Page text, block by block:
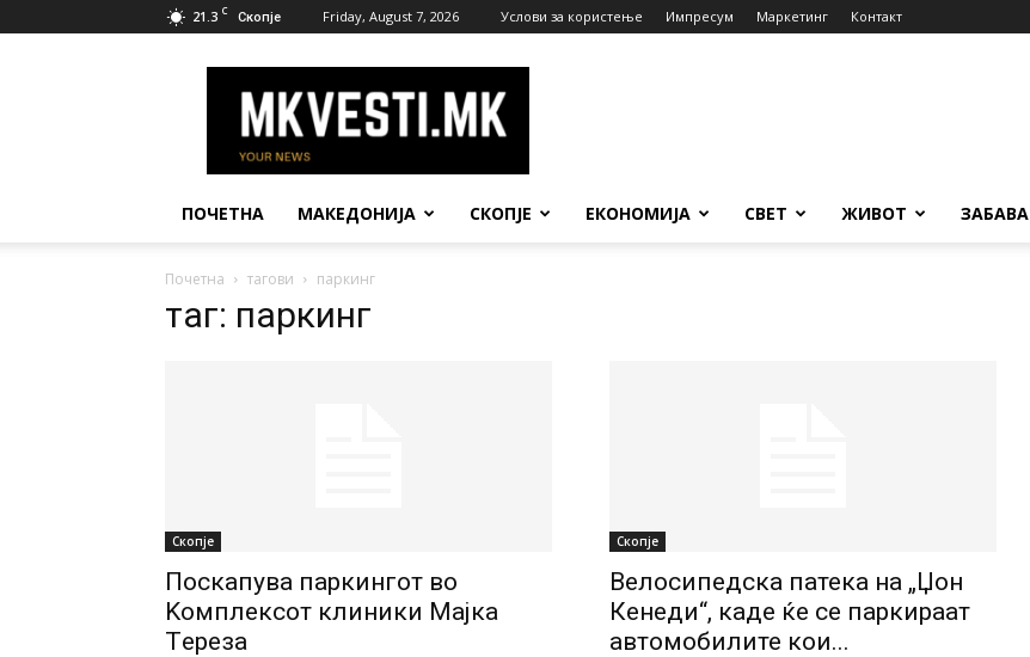
21.3 C Скопје Friday, August 7, 2026 Услови за користење Импресум Маркетинг Контакт
Вести
ПОЧЕТНА МАКЕДОНИЈА СКОПЈЕ ЕКОНОМИЈА СВЕТ ЖИВОТ ЗАБАВА
Почетна тагови паркинг
таг: паркинг
Скопје
Поскапува паркингот во
Kомплексот клиники Mајка
Tереза
Скопје
Велосипедска патека на „Џон
Кенеди“, каде ќе се паркираат
автомобилите кои...